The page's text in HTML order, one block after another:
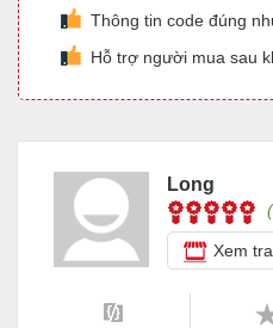
Thông tin code đúng
Hỗ trợ người mua sau
Long
Xem